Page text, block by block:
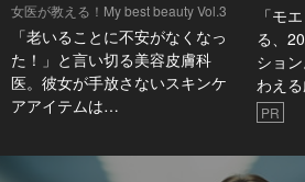
女医が教える！My best beauty Vol.3
「老いることに不安がなくなっ
た！」と言い切る美容皮膚科
医。彼女が手放さないスキンケ
アアイテムは…
「モ
る、
ショ
わえ
PR